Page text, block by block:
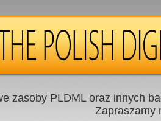
zasoby PLDML oraz innych
Zapraszamy